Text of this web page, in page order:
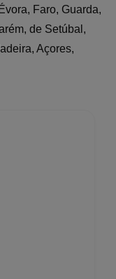
Faro, Guarda,
de Setúbal,
Açores,